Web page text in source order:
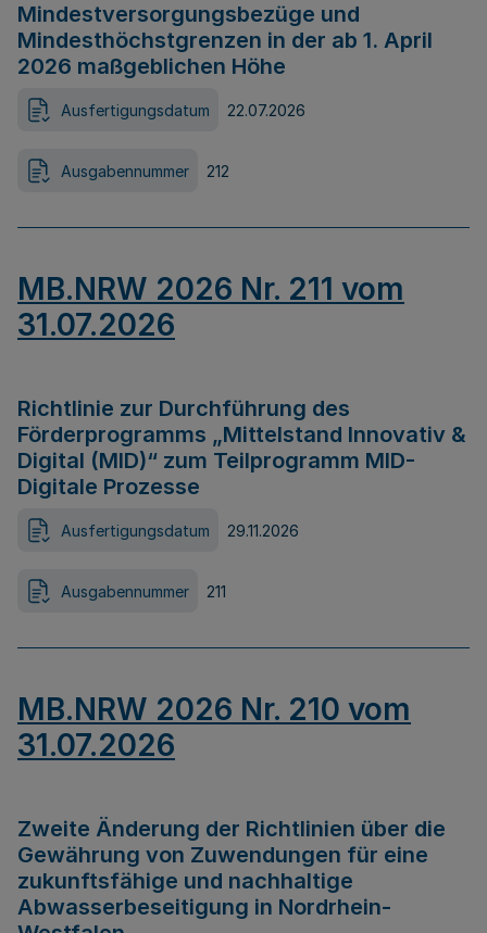
Mindestversorgungsbezüge und
Mindesthöchstgrenzen in der ab 1. April
2026 maßgeblichen Höhe
Ausfertigungsdatum 22.07.2026
Ausgabennummer 212
MB.NRW 2026 Nr. 211 vom
31.07.2026
Richtlinie zur Durchführung des
Förderprogramms „Mittelstand Innovativ &
Digital (MID)“ zum Teilprogramm MID-
Digitale Prozesse
Ausfertigungsdatum 29.11.2026
Ausgabennummer 211
MB.NRW 2026 Nr. 210 vom
31.07.2026
Zweite Änderung der Richtlinien über die
Gewährung von Zuwendungen für eine
zukunftsfähige und nachhaltige
Abwasserbeseitigung in Nordrhein-